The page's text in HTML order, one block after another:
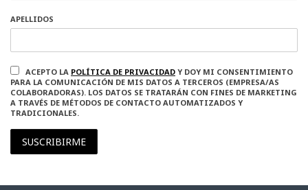
APELLIDOS
ACEPTO LA POLÍTICA DE PRIVACIDAD Y DOY MI CONSENTIMIENTO
PARA LA COMUNICACIÓN DE MIS DATOS A TERCEROS (EMPRESA/AS
COLABORADORAS). LOS DATOS SE TRATARÁN CON FINES DE MARKETING
A TRAVÉS DE MÉTODOS DE CONTACTO AUTOMATIZADOS Y
TRADICIONALES.
SUSCRIBIRME